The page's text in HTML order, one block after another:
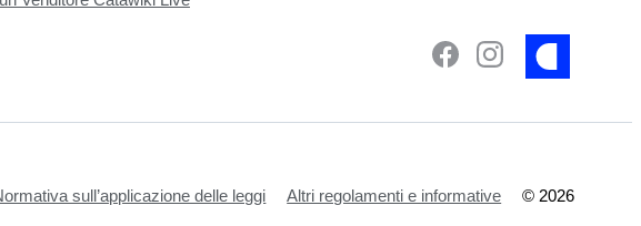
sull’applicazione delle leggi Altri regolamenti e informative © 2026